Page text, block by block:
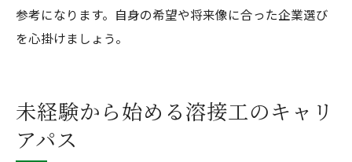
参考になります。自身の希望や将来像に合った企業選び
を心掛けましょう。
未経験から始める溶接工のキャリ
アパス